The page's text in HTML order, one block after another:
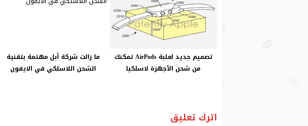
تصميم جديد لعلبة AirPods تمكنك
من شحن الأجهزة لاسلكيا
ما زالت شركة أبل مهتمة بتقنية
الشحن اللاسلكي في الايفون
اترك تعليق